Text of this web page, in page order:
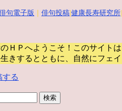
句電子版 俳句投稿 健康長寿研究所
ＨＰへようこそ！このサイト
きするとともに、自然にフェ
する